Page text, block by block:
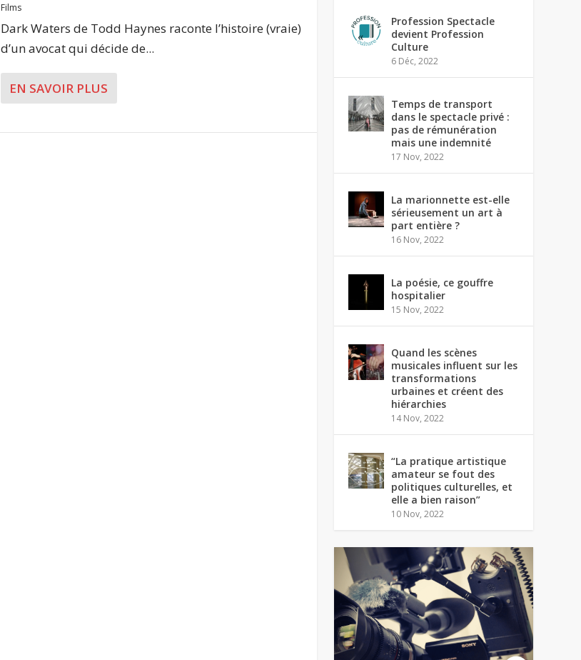
Films
Dark Waters de Todd Haynes raconte l’histoire (vraie)
d’un avocat qui décide de...
EN SAVOIR PLUS
Profession Spectacle
devient Profession
Culture
6 Déc, 2022
Temps de transport
dans le spectacle privé :
pas de rémunération
mais une indemnité
17 Nov, 2022
La marionnette est-elle
sérieusement un art à
part entière ?
16 Nov, 2022
La poésie, ce gouffre
hospitalier
15 Nov, 2022
Quand les scènes
musicales influent sur les
transformations
urbaines et créent des
hiérarchies
14 Nov, 2022
“La pratique artistique
amateur se fout des
politiques culturelles, et
elle a bien raison”
10 Nov, 2022